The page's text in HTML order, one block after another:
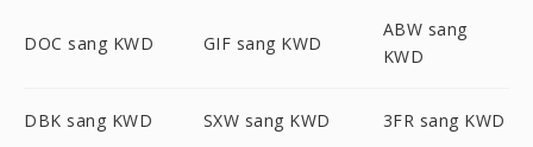
DOC sang KWD GIF sang KWD
ABW sang
KWD
DBK sang KWD SXW sang KWD 3FR sang KWD